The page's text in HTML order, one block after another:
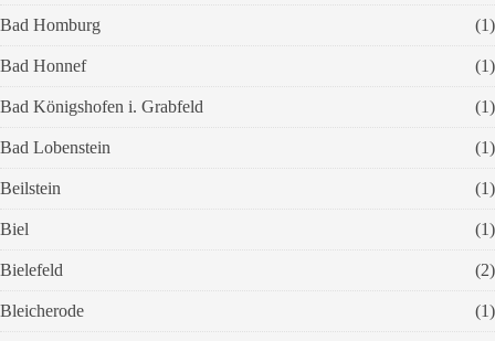
Bad Homburg (1)
Bad Honnef (1)
Bad Königshofen i. Grabfeld (1)
Bad Lobenstein (1)
Beilstein (1)
Biel (1)
Bielefeld (2)
Bleicherode (1)